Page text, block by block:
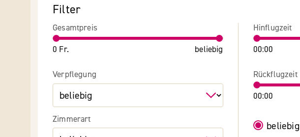
Filter
Gesamtpreis
0 Fr. beliebig
Verpflegung
Zimmerart
Hinflugzeit
00:00
Rückflugzeit
00:00
beliebig